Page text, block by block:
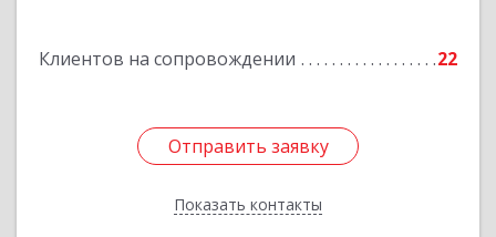
Клиентов на сопровождении 22
Отправить заявку
Показать контакты
Подробнее
Отправить заявку
Назад